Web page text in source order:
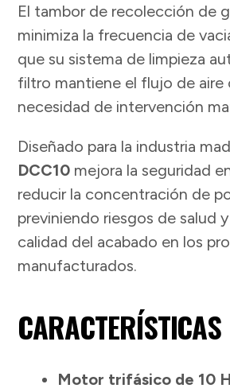
El tambor de recolección de
minimiza la frecuencia de
que su sistema de limpieza
filtro mantiene el flujo de aire
necesidad de intervención
Diseñado para la industria
DCC10 mejora la seguridad
reducir la concentración de
previniendo riesgos de salud
calidad del acabado en los
manufacturados.
CARACTERÍSTICAS
Motor trifásico de 10